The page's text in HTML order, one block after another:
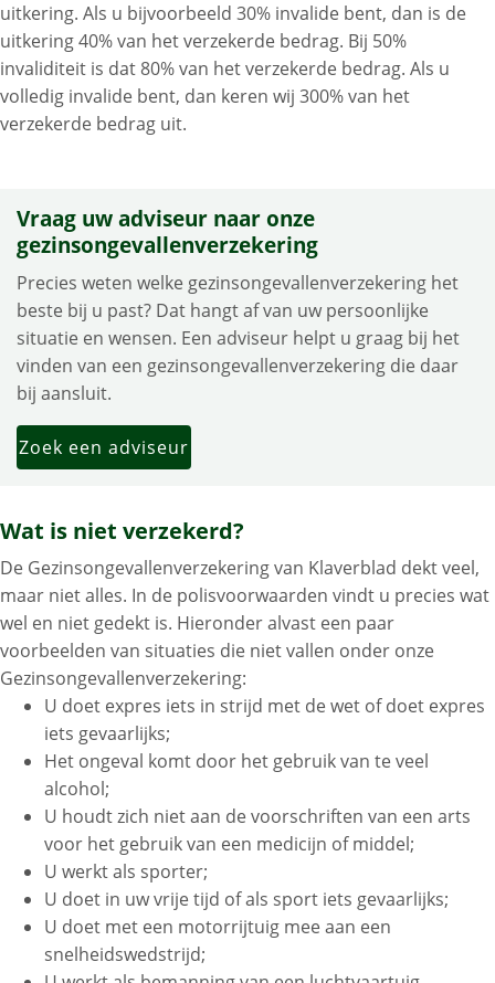
uitkering. Als u bijvoorbeeld 30% invalide bent, dan is de
uitkering 40% van het verzekerde bedrag. Bij 50%
invaliditeit is dat 80% van het verzekerde bedrag. Als u
volledig invalide bent, dan keren wij 300% van het
verzekerde bedrag uit.
Vraag uw adviseur naar onze
gezinsongevallenverzekering
Precies weten welke gezinsongevallenverzekering het
beste bij u past? Dat hangt af van uw persoonlijke
situatie en wensen. Een adviseur helpt u graag bij het
vinden van een gezinsongevallenverzekering die daar
bij aansluit.
Zoek een adviseur
Wat is niet verzekerd?
De Gezinsongevallenverzekering van Klaverblad dekt veel,
maar niet alles. In de polisvoorwaarden vindt u precies wat
wel en niet gedekt is. Hieronder alvast een paar
voorbeelden van situaties die niet vallen onder onze
Gezinsongevallenverzekering:
U doet expres iets in strijd met de wet of doet expres
iets gevaarlijks;
Het ongeval komt door het gebruik van te veel
alcohol;
U houdt zich niet aan de voorschriften van een arts
voor het gebruik van een medicijn of middel;
U werkt als sporter;
U doet in uw vrije tijd of als sport iets gevaarlijks;
U doet met een motorrijtuig mee aan een
snelheidswedstrijd;